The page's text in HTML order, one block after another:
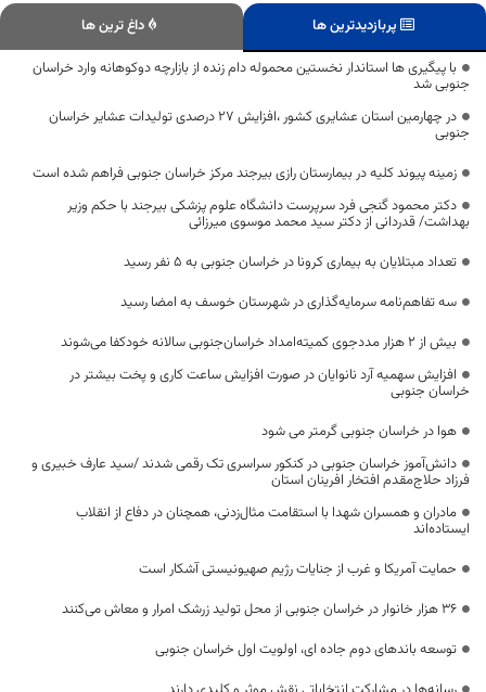
پربازدیدترین ها
داغ ترین ها
با پیگیری ها استاندار نخستین محموله دام زنده از بازارچه دوکوهانه وارد خراسان
جنوبی شد
در چهارمین استان عشایری کشور ،افزایش ۲۷ درصدی تولیدات عشایر خراسان
جنوبی
زمینه پیوند کلیه در بیمارستان رازی بیرجند مرکز خراسان جنوبی فراهم شده است
دکتر محمود گنجی فرد سرپرست دانشگاه علوم پزشکی بیرجند با حکم وزیر
بهداشت/ قدردانی از دکتر سید محمد موسوی میرزائی
تعداد مبتلایان به بیماری کرونا در خراسان جنوبی به 5 نفر رسید
سه تفاهم‌نامه سرمایه‌گذاری در شهرستان خوسف به امضا رسید
بیش از ۲ هزار مددجوی کمیته‌امداد خراسان‌جنوبی سالانه خودکفا می‌شوند
افزایش سهمیه آرد نانوایان در صورت افزایش ساعت کاری و پخت بیشتر در
خراسان جنوبی
هوا در خراسان جنوبی گرمتر می شود
دانش‌آموز خراسان جنوبی در کنکور سراسری تک رقمی شدند /سید عارف خبیری و
فرزاد حلاج‌مقدم افتخار افرینان استان
مادران و همسران شهدا با استقامت مثال‌زدنی، همچنان در دفاع از انقلاب
ایستاده‌اند
حمایت آمریکا و غرب از جنایات رژیم صهیونیستی آشکار است
۳۶ هزار خانوار در خراسان جنوبی از محل تولید زرشک امرار و معاش می‌کنند
توسعه باندهای دوم جاده ای، اولویت اول خراسان جنوبی